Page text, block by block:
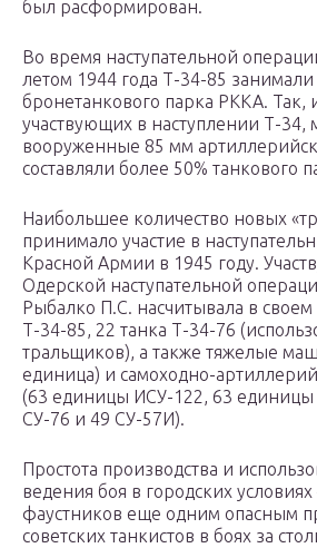
был расформирован.
Во время наступательной
летом 1944 года Т-34-85
бронетанкового парка РККА. Так,
участвующих в наступлении Т-
вооруженные 85 мм
составляли более 50% танкового
Наибольшее количество новых
принимало участие в
Красной Армии в 1945 году.
Одерской наступательной
Рыбалко П.С. насчитывала в своем
Т-34-85, 22 танка Т-34-76
тральщиков), а также тяжелые
единица) и самоходно-
(63 единицы ИСУ-122, 63
СУ-76 и 49 СУ-57И).
Простота производства и
ведения боя в городских условиях
фаустников еще одним опасным
советских танкистов в боях за